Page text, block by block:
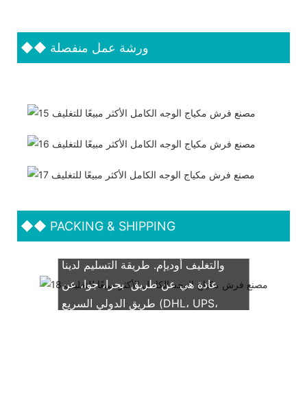
◆◆ ورشة عمل منفصلة
◆◆ PACKING & SHIPPING
نحن ندعم كلاً من OEM & التعبئة
والتغليف أوديإم. طريقة التسليم لدينا
عادة هي عن طريق بحرا، جوا، عن
طريق الدولي السريع (DHL، UPS،